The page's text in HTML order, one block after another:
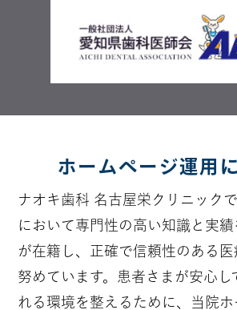
ホームページ運用
ナオキ歯科 名古屋栄クリニック
において専門性の高い知識と実
が在籍し、正確で信頼性のある
努めています。患者さまが安心し
れる環境を整えるために、当院